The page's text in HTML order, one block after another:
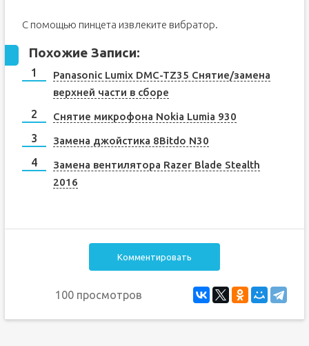
С помощью пинцета извлеките вибратор.
Похожие Записи:
Panasonic Lumix DMC-TZ35 Снятие/замена
верхней части в сборе
Снятие микрофона Nokia Lumia 930
Замена джойстика 8Bitdo N30
Замена вентилятора Razer Blade Stealth
2016
Комментировать
100 просмотров